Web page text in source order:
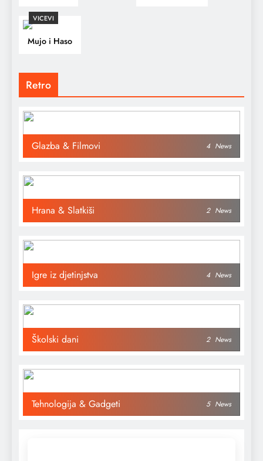
VICEVI
Mujo i Haso
Retro
Glazba & Filmovi 4 News
Hrana & Slatkiši 2 News
Igre iz djetinjstva 4 News
Školski dani 2 News
Tehnologija & Gadgeti 5 News